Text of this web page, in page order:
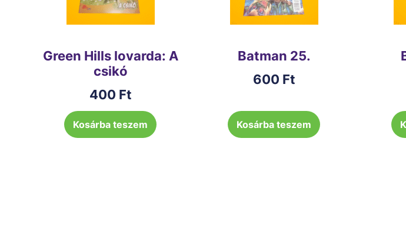
Green Hills lovarda: A
csikó
400 Ft
Kosárba teszem
Batman 25.
600 Ft
Kosárba teszem